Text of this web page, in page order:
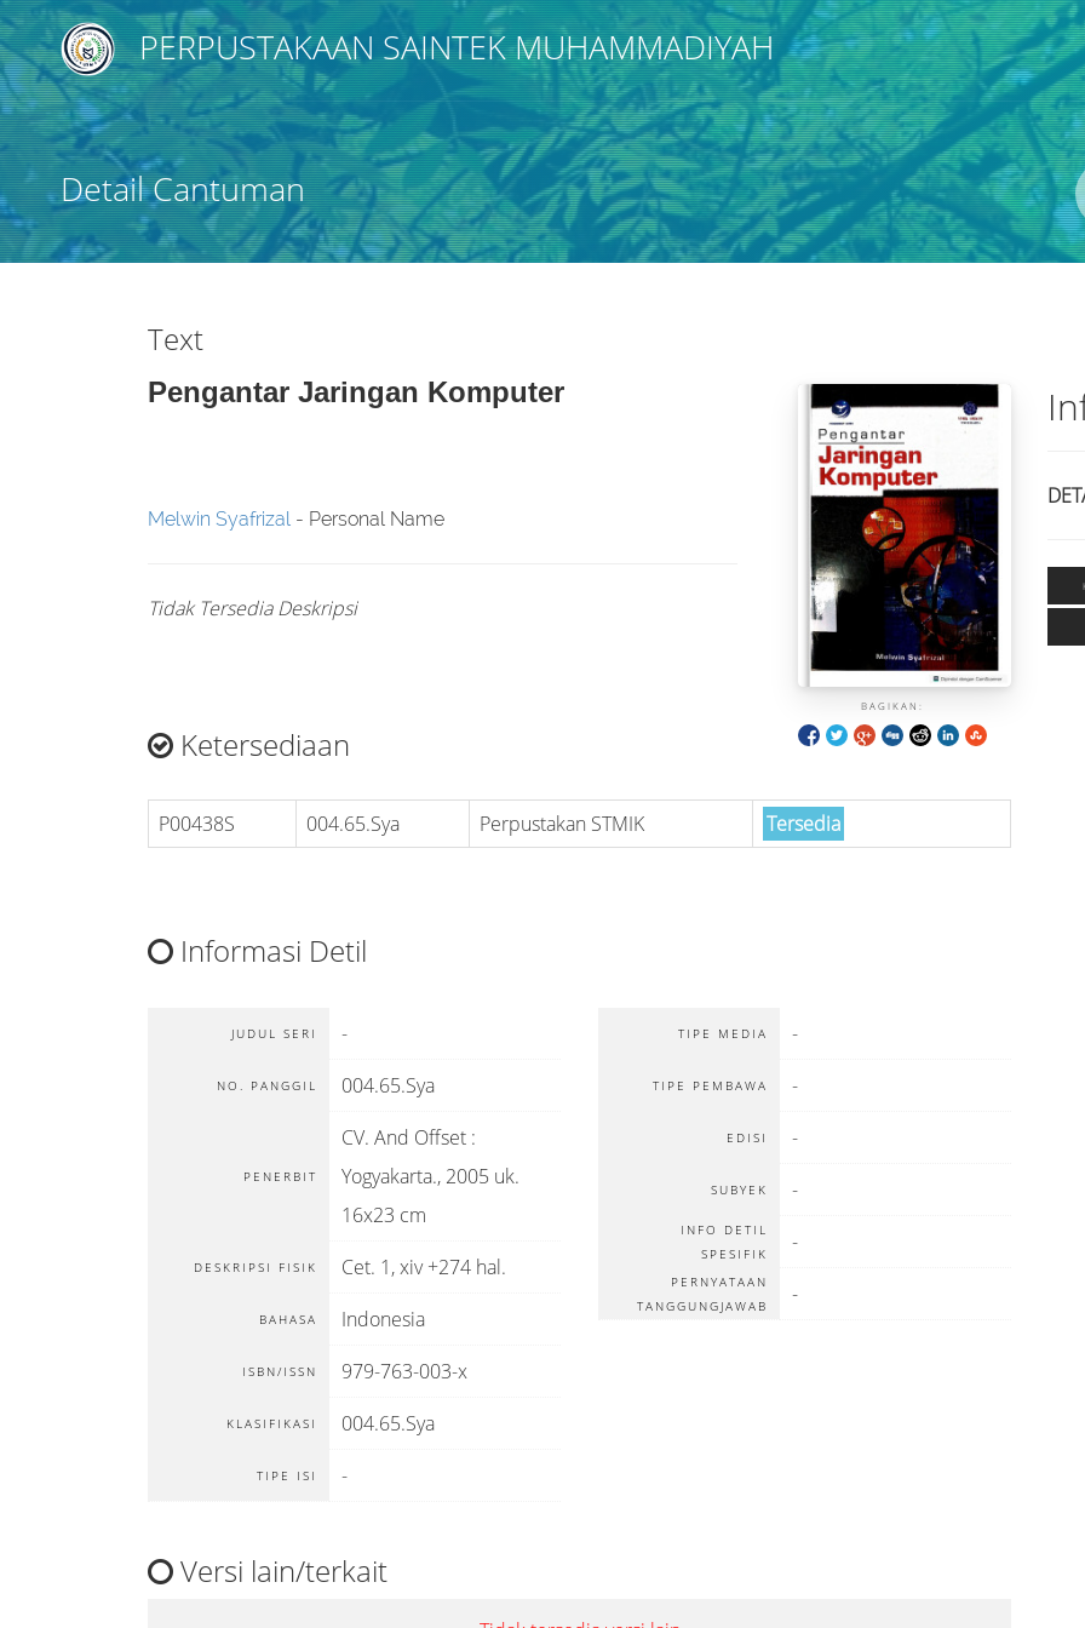
PERPUSTAKAAN SAINTEK MUHAMMADIYAH
Detail Cantuman
Text
Pengantar Jaringan Komputer
BAGIKAN:
Melwin Syafrizal - Personal Name
Tidak Tersedia Deskripsi
Ketersediaan
P00438S 004.65.Sya Perpustakan STMIK Tersedia
Informasi Detil
JUDUL SERI -
NO. PANGGIL 004.65.Sya
PENERBIT
CV. And Offset :
Yogyakarta., 2005 uk.
16x23 cm
DESKRIPSI FISIK Cet. 1, xiv +274 hal.
BAHASA Indonesia
ISBN/ISSN 979-763-003-x
KLASIFIKASI 004.65.Sya
TIPE ISI -
TIPE MEDIA -
TIPE PEMBAWA -
EDISI -
SUBYEK -
INFO DETIL
SPESIFIK
-
PERNYATAAN
TANGGUNGJAWAB
-
Versi lain/terkait
Judul Pengarang
Subyek ISBN/ISSN